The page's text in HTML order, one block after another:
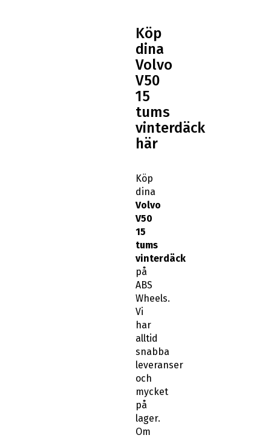
Köp
dina
Volvo
V50
15
tums
vinterdäck
här
Köp
dina
Volvo
V50
15
tums
vinterdäck
på
ABS
Wheels.
Vi
har
alltid
snabba
leveranser
och
mycket
på
lager.
Om